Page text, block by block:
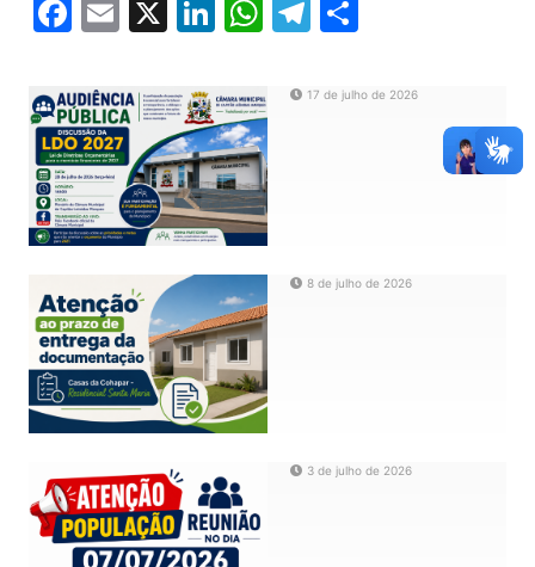
Facebook
Email
X LinkedIn
WhatsApp
Telegram
17 de julho de 2026
8 de julho de 2026
3 de julho de 2026